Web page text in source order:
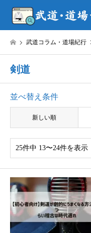
武道コラム・道場紀行
剣道
並べ替え条件
新しい順
25件中 13〜24件を表示